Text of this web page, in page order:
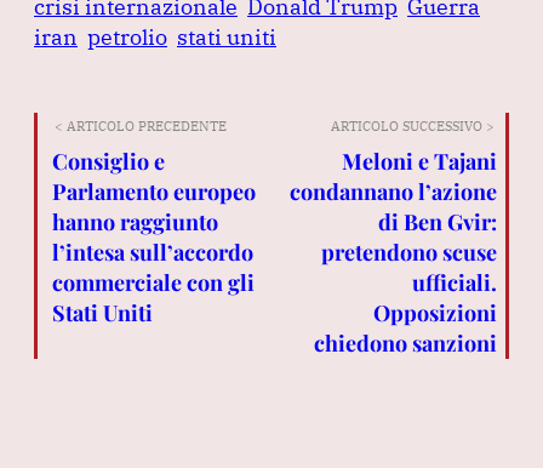
crisi internazionale Donald Trump Guerra
iran petrolio stati uniti
< ARTICOLO PRECEDENTE
Consiglio e
Parlamento europeo
hanno raggiunto
l’intesa sull’accordo
commerciale con gli
Stati Uniti
ARTICOLO SUCCESSIVO >
Meloni e Tajani
condannano l’azione
di Ben Gvir:
pretendono scuse
ufficiali.
Opposizioni
chiedono sanzioni